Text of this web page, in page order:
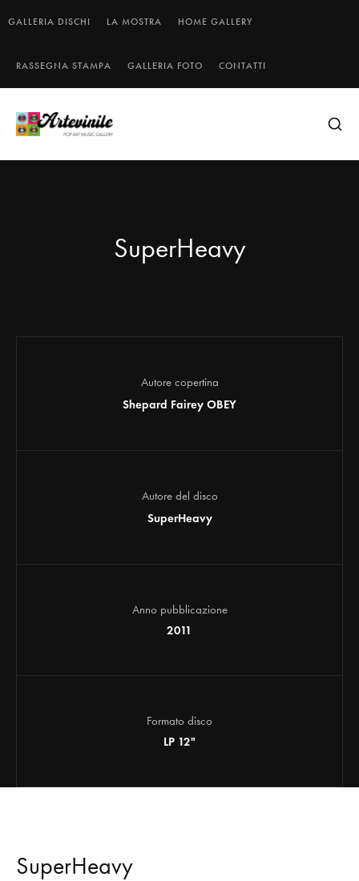
GALLERIA DISCHI LA MOSTRA HOME GALLERY
RASSEGNA STAMPA GALLERIA FOTO CONTATTI
SuperHeavy
Autore copertina
Shepard Fairey OBEY
Autore del disco
SuperHeavy
Anno pubblicazione
2011
Formato disco
LP 12"
SuperHeavy